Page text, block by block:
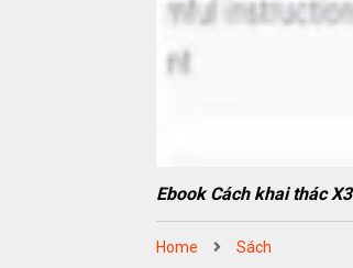
Ebook Cách khai thác
Home Sách